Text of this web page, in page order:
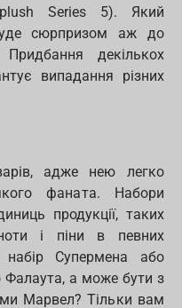
Series 5). Який
сюрпризом аж до
декількох
випадання різних
адже нею легко
фаната. Набори
продукції, таких
і піни в певних
набір Супермена або
Фалаута, а може бути з
Марвел? Тільки вам